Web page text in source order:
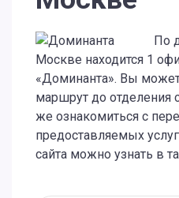
По
Москве находится 1
«Доминанта». Вы
маршрут до отделения
же ознакомиться с
предоставляемых
сайта можно узнать в